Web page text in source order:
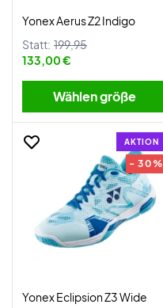
Yonex Aerus Z2 Indigo
Statt: 199,95
133,00 €
Wählen größe
AKTION
- 30%
Yonex Eclipsion Z3 Wide